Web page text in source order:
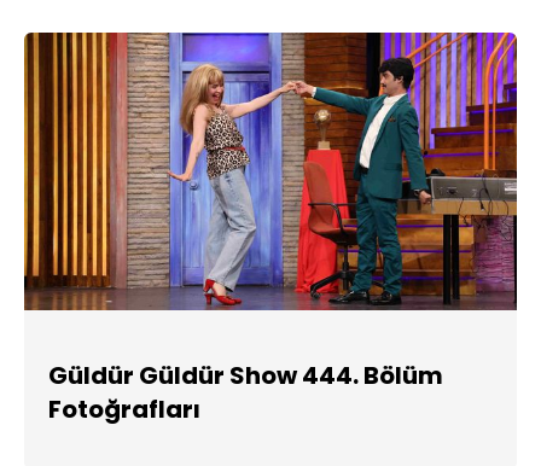
Güldür Güldür Show 444. Bölüm
Fotoğrafları